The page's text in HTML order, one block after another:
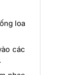
loa
các